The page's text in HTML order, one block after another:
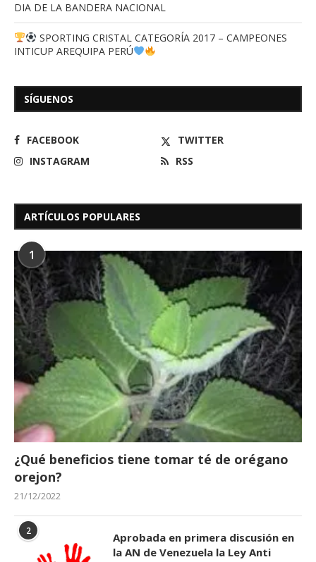
DIA DE LA BANDERA NACIONAL
SPORTING CRISTAL CATEGORÍA 2017 – CAMPEONES
INTICUP AREQUIPA PERÚ
SÍGUENOS
FACEBOOK
TWITTER
INSTAGRAM
RSS
ARTÍCULOS POPULARES
1
¿Qué beneficios tiene tomar té de orégano
orejon?
21/12/2022
2
Aprobada en primera discusión en
la AN de Venezuela la Ley Anti